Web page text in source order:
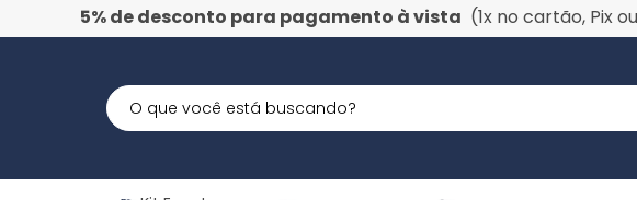
5% de desconto para pagamento à vista (1x no cartão, Pix